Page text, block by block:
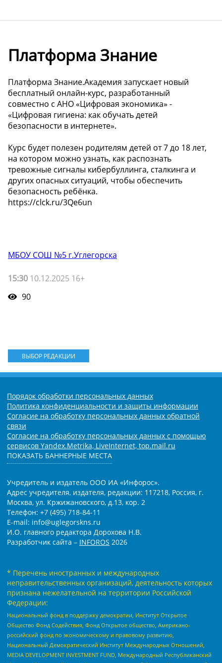
Платформа Знание
Платформа Знание.Академия запускает новый
бесплатный онлайн-курс, разработанный
совместно с АНО «Цифровая экономика» -
«Цифровая гигиена: как обучать детей
безопасности в интернете».
Курс будет полезен родителям детей от 7 до 18 лет,
на котором можно узнать, как распознать
тревожные сигналы кибербуллинга, сталкинга и
других опасных ситуаций, чтобы обеспечить
безопасность ребёнка.
https://clck.ru/3Qe6un
МБОУ СОШ №5 г.Углегорска
15:30 10.12.2025 16+
90
ВЫБОР РЕДАКЦИИ
Порядок обработки персональных данных
Политика конфиденциальности и защиты информации
Согласие на обработку персональных данных обратной
связи
Согласие на обработку персональных данных с помощью
сервисов Yandex.Metrika, LiveInternet, top.mail.ru
ПОКАЗАТЬ БАННЕРНЫЕ МЕСТА
Учредитель и издатель ООО ИА «Инфорос».
Адрес учредителя, издателя, редакции: 117218, Россия, г.
Москва, ул. Кржижановского, д.13, кор. 2
Телефон: +7 (495) 718-84-11
E-mail: info@uglegorskns.ru
И.О. главного редактора Дорохова Н.В.
Разработчик сайта – INFOROS 2026
* Перечень иностранных и международных
неправительственных организаций, деятельность которых
признана нежелательной на территории Российской
Федерации:
Национальный фонд в поддержку демократии, Институт Открытое
Общество Фонд Содействия, Фонд Открытое общество, Американо-
российский фонд по экономическому и правовому развитию,
Национальный Демократический Институт Международных Отношений,
MEDIA DEVELOPMENT INVESTMENT FUND, Международный Республиканский